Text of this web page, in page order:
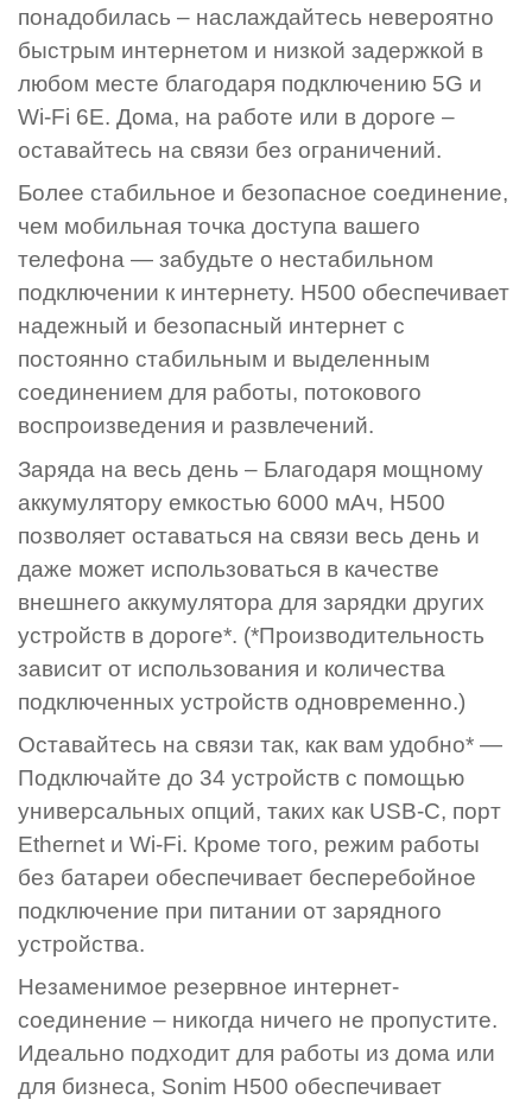
понадобилась – наслаждайтесь невероятно
быстрым интернетом и низкой задержкой в
любом месте благодаря подключению 5G и
Wi-Fi 6E. Дома, на работе или в дороге –
оставайтесь на связи без ограничений.
Более стабильное и безопасное соединение,
чем мобильная точка доступа вашего
телефона — забудьте о нестабильном
подключении к интернету. H500 обеспечивает
надежный и безопасный интернет с
постоянно стабильным и выделенным
соединением для работы, потокового
воспроизведения и развлечений.
Заряда на весь день – Благодаря мощному
аккумулятору емкостью 6000 мАч, H500
позволяет оставаться на связи весь день и
даже может использоваться в качестве
внешнего аккумулятора для зарядки других
устройств в дороге*. (*Производительность
зависит от использования и количества
подключенных устройств одновременно.)
Оставайтесь на связи так, как вам удобно* —
Подключайте до 34 устройств с помощью
универсальных опций, таких как USB-C, порт
Ethernet и Wi-Fi. Кроме того, режим работы
без батареи обеспечивает бесперебойное
подключение при питании от зарядного
устройства.
Незаменимое резервное интернет-
соединение – никогда ничего не пропустите.
Идеально подходит для работы из дома или
для бизнеса, Sonim H500 обеспечивает